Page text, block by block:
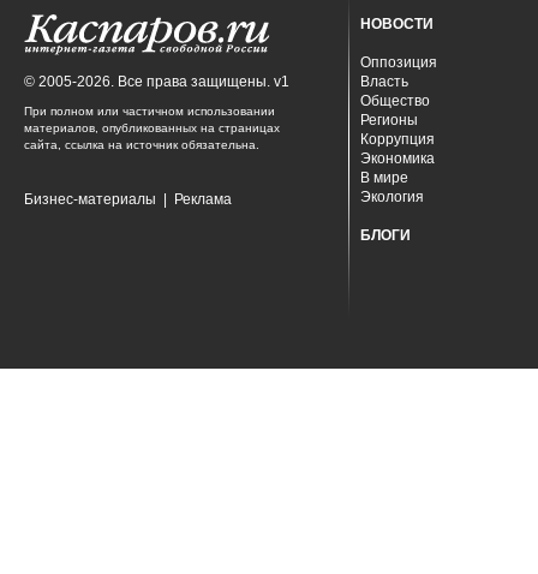
© 2005-2026. Все права защищены. v1
При полном или частичном использовании
материалов, опубликованных на страницах
сайта, ссылка на источник обязательна.
Бизнес-материалы Реклама
НОВОСТИ
Оппозиция
Власть
Общество
Регионы
Коррупция
Экономика
В мире
Экология
БЛОГИ